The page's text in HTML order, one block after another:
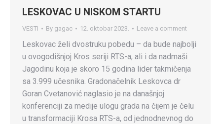
LESKOVAC U NISKOM STARTU
VESTI By gagac 12. oktobar 2023. Leave a comment
Leskovac želi dvostruku pobedu – da bude najbolji
u ovogodišnjoj Kros seriji RTS-a, ali i da nadmaši
Jagodinu koja je skoro 15 godina lider takmičenja
sa 3.999 učesnika. Gradonačelnik Leskovca dr
Goran Cvetanović naglasio je na današnjoj
konferenciji za medije ulogu grada na čijem je čelu
u transformaciji Krosa RTS-a, od jednodnevnog do